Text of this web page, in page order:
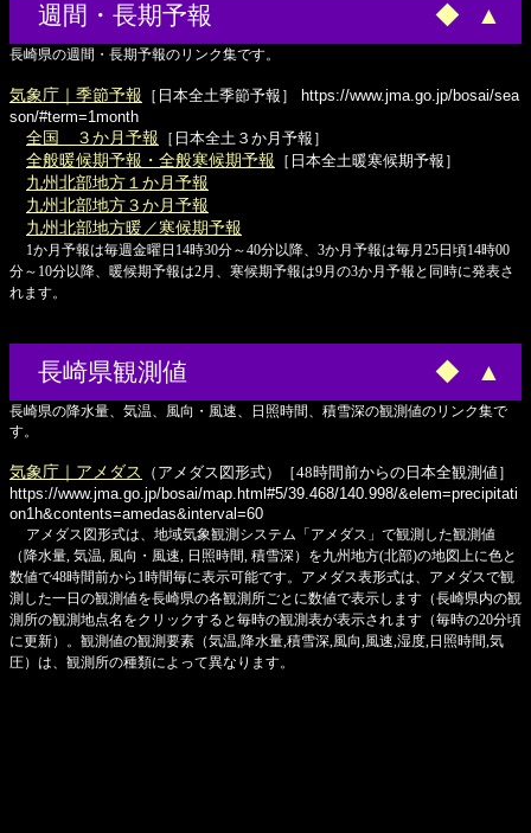
週間・長期予報 ◆ ▲
長崎県の週間・長期予報のリンク集です。
気象庁｜季節予報 ［日本全土季節予報］
https://www.jma.go.jp/bosai/sea
son/#term=1month
全国 ３か月予報 ［日本全土３か月予報］
全般暖候期予報・全般寒候期予報 ［日本全土暖寒候期予報］
九州北部地方１か月予報
九州北部地方３か月予報
九州北部地方暖／寒候期予報
1か月予報は毎週金曜日14時30分～40分以降、3か月予報は毎月25日頃14時00
分～10分以降、暖候期予報は2月、寒候期予報は9月の3か月予報と同時に発表さ
れます。
長崎県観測値 ◆ ▲
長崎県の降水量、気温、風向・風速、日照時間、積雪深の観測値のリンク集で
す。
気象庁｜アメダス
（アメダス図形式）［48時間前からの日本全観測値］
https://www.jma.go.jp/bosai/map.html#5/39.468/140.998/&elem=precipitati
on1h&contents=amedas&interval=60
アメダス図形式は、地域気象観測システム「アメダス」で観測した観測値
（降水量, 気温, 風向・風速, 日照時間, 積雪深）を九州地方(北部)の地図上に色と
数値で48時間前から1時間毎に表示可能です。アメダス表形式は、アメダスで観
測した一日の観測値を長崎県の各観測所ごとに数値で表示します（長崎県内の観
測所の観測地点名をクリックすると毎時の観測表が表示されます（毎時の20分頃
に更新）。観測値の観測要素（気温,降水量,積雪深,風向,風速,湿度,日照時間,気
圧）は、観測所の種類によって異なります。